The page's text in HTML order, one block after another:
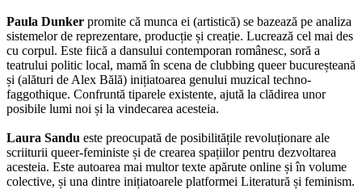
Paula Dunker promite că munca ei (artistică) se bazează pe analiza
sistemelor de reprezentare, producție și creație. Lucrează cel mai des
cu corpul. Este fiică a dansului contemporan românesc, soră a
teatrului politic local, mamă în scena de clubbing queer bucureșteană
și (alături de Alex Bălă) inițiatoarea genului muzical techno-
faggothique. Confruntă tiparele existente, ajută la clădirea unor
posibile lumi noi și la vindecarea acesteia.
Laura Sandu este preocupată de posibilitățile revoluționare ale
scriiturii queer-feministe și de crearea spațiilor pentru dezvoltarea
acesteia. Este autoarea mai multor texte apărute online și în volume
colective, și una dintre inițiatoarele platformei Literatură și feminism.